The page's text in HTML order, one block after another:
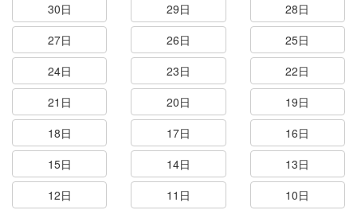
30日 29日
28日
27日
26日
25日
24日
23日
22日
21日
20日
19日
18日
17日
16日
15日
14日
13日
12日
11日
10日